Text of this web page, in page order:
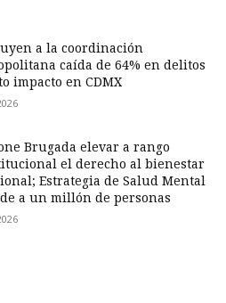
a la coordinación
caída de 64% en delitos
impacto en CDMX
Brugada elevar a rango
el derecho al bienestar
Estrategia de Salud Mental
a un millón de personas